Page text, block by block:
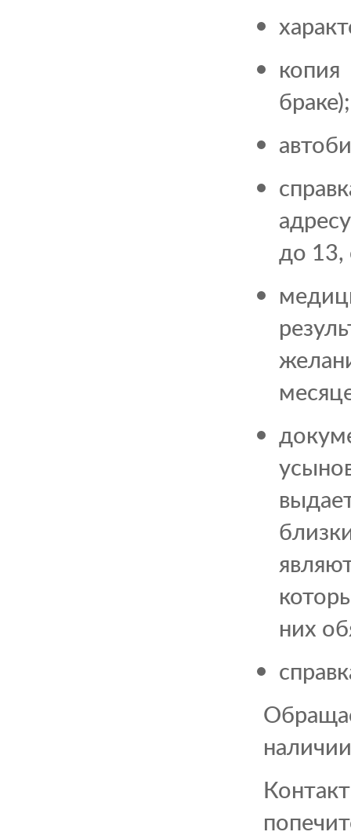
браке);
до 13,
них